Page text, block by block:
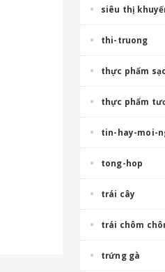
siêu thị
thi-truong
thực phẩm
thực phẩm
tin-hay-moi-
tong-hop
trái cây
trái chôm
trứng gà